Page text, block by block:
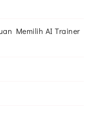
Memilih AI Trainer